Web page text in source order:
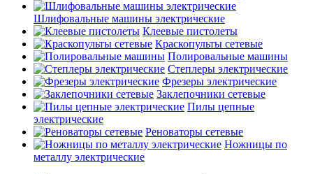
Шлифовальные машины электрические
Клеевые пистолеты
Краскопульты сетевые
Полировальные машины
Степлеры электрические
Фрезеры электрические
Заклепочники сетевые
Пилы цепные
электрические
Реноваторы сетевые
Ножницы по
металлу электрические